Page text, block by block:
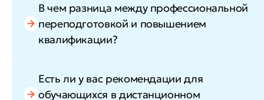
В чем разница между профессиональной
переподготовкой и повышением
квалификации?
Есть ли у вас рекомендации для
обучающихся в дистанционном